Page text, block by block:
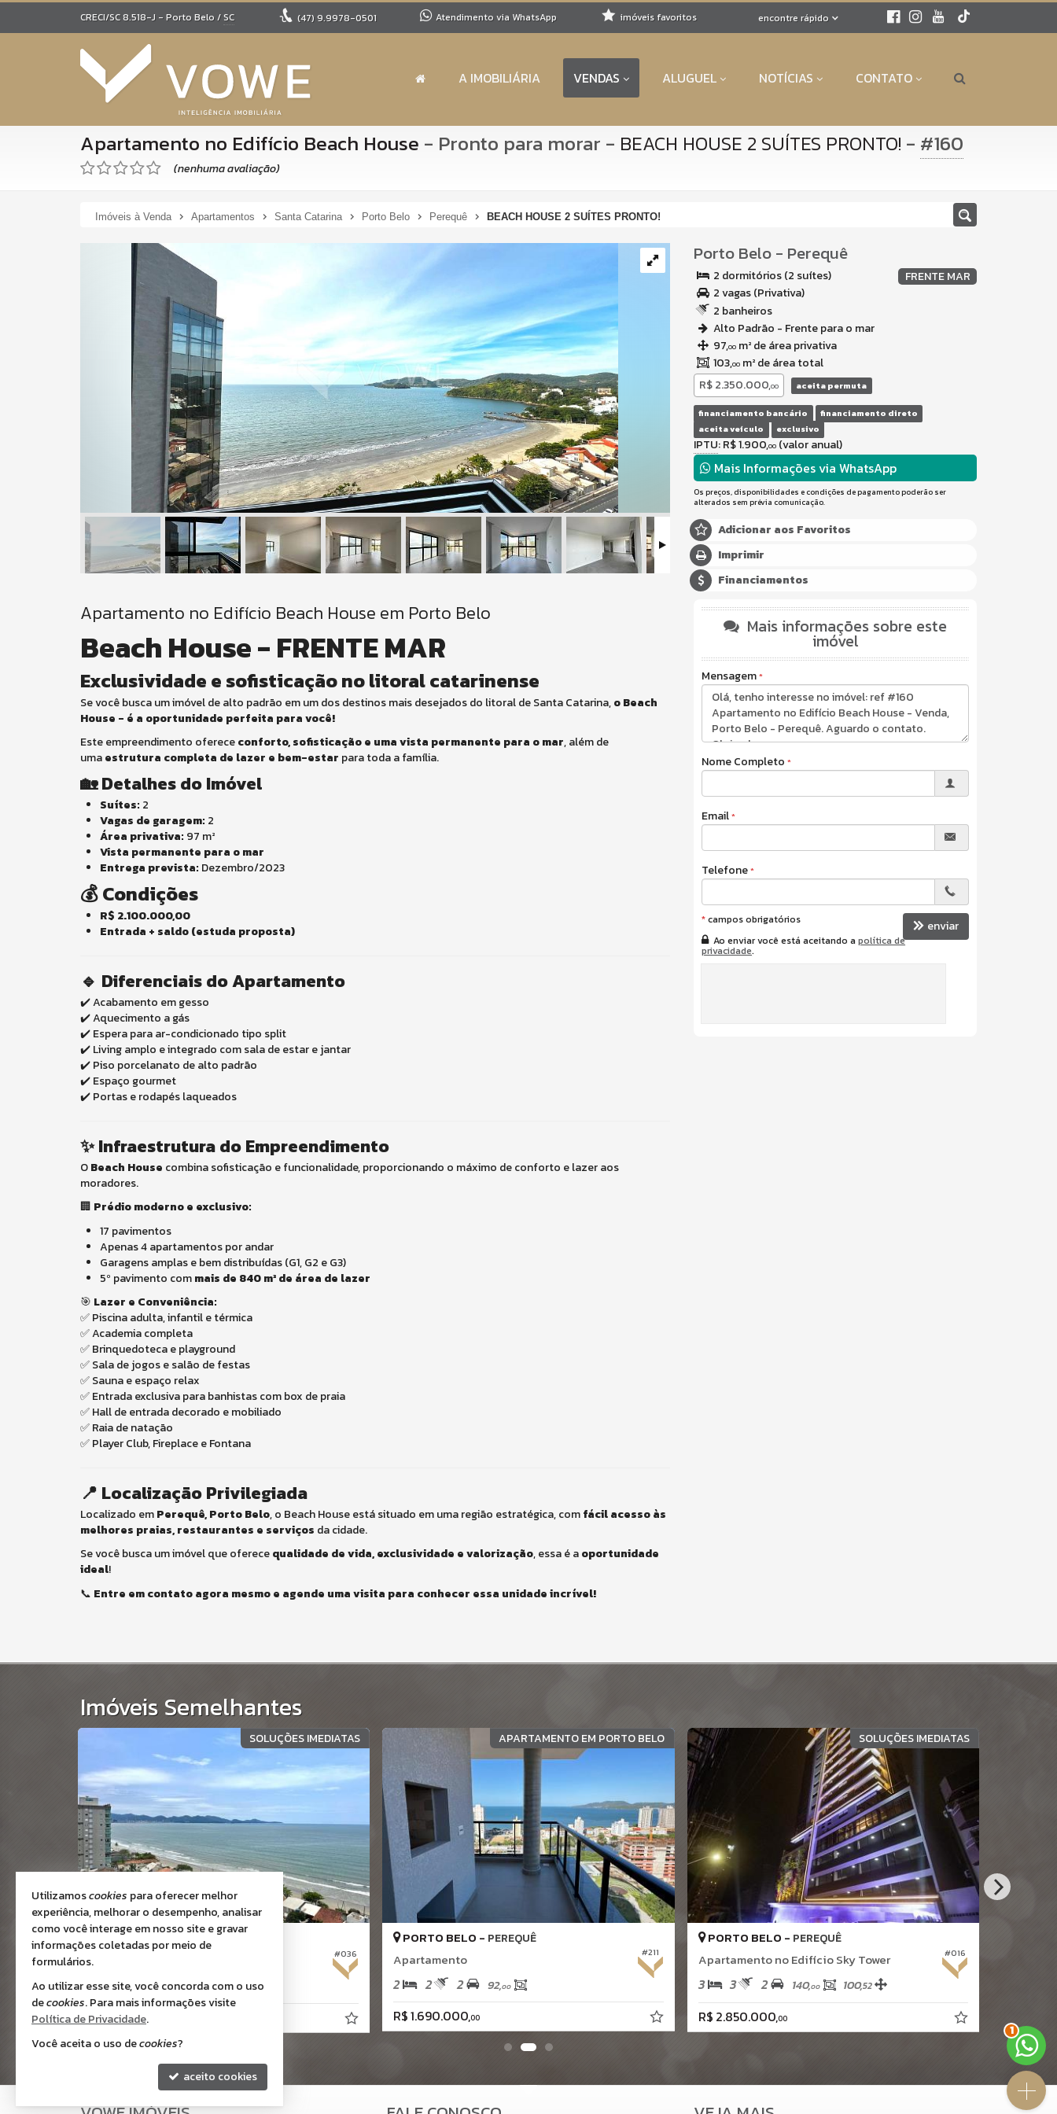
CRECI/SC 8.518-J - Porto Belo /SC (47)9.9978-0501 Atendimento via WhatsApp encontre rápido
imóveis favoritos
A IMOBILIÁRIA VENDAS ALUGUEL NOTÍCIAS CONTATO
Apartamento no Edifício Beach House - Pronto para morar - BEACH HOUSE 2 SUÍTES PRONTO! - #160
(nenhuma avaliação)
Imóveis à Venda Apartamentos Santa Catarina Porto Belo Perequê BEACH HOUSE 2 SUÍTES PRONTO!
Porto Belo- Perequê
FRENTE MAR
2 dormitórios (2 suítes)
2 vagas (Privativa)
2 banheiros
Alto Padrão - Frente para o mar
97,00 m² de área privativa
103,00 m² de área total
R$ 2.350.000,00 aceita permuta
financiamento bancário
financiamento direto
aceita veículo
exclusivo
IPTU: R$ 1.900,00 (valor anual)
Mais Informações via WhatsApp
Os preços, disponibilidades e condições de pagamento poderão ser
alterados sem prévia comunicação.
Adicionar aos Favoritos
Imprimir
Financiamentos
Apartamento no Edifício Beach House em Porto Belo
Beach House - FRENTE MAR
Exclusividade e sofisticação no litoral catarinense
Se você busca um imóvel de alto padrão em um dos destinos mais desejados do litoral de Santa Catarina,o Beach
House - é a oportunidade perfeita para você!
Este empreendimento oferececonforto, sofisticação e uma vista permanente para o mar, além de
umaestrutura completa de lazer e bem-estar para toda a família.
🏡 Detalhes do Imóvel
Suítes: 2
Vagas de garagem: 2
Área privativa: 97 m²
Vista permanente para o mar
Entrega prevista: Dezembro/2023
💰 Condições
R$ 2.100.000,00
Entrada + saldo (estuda proposta)
🔹 Diferenciais do Apartamento
✔️ Acabamento em gesso
✔️ Aquecimento a gás
✔️ Espera para ar-condicionado tipo split
✔️ Living amplo e integrado com sala de estar e jantar
✔️ Piso porcelanato de alto padrão
✔️ Espaço gourmet
✔️ Portas e rodapés laqueados
✨ Infraestrutura do Empreendimento
OBeach House combina sofisticação e funcionalidade, proporcionando o máximo de conforto e lazer aos
moradores.
🏢 Prédio moderno e exclusivo:
17 pavimentos
Apenas 4 apartamentos por andar
Garagens amplas e bem distribuídas (G1, G2 e G3)
5º pavimento commais de 840 m² de área de lazer
🎯 Lazer e Conveniência:
✅ Piscina adulta, infantil e térmica
✅ Academia completa
✅ Brinquedoteca e playground
✅ Sala de jogos e salão de festas
✅ Sauna e espaço relax
✅ Entrada exclusiva para banhistas com box de praia
✅ Hall de entrada decorado e mobiliado
✅ Raia de natação
✅ Player Club, Fireplace e Fontana
📍 Localização Privilegiada
Localizado emPerequê, Porto Belo, o Beach House está situado em uma região estratégica, comfácil acesso às
melhores praias, restaurantes e serviços da cidade.
Se você busca um imóvel que oferecequalidade de vida, exclusividade e valorização, essa é aoportunidade
ideal!
📞 Entre em contato agora mesmo e agende uma visita para conhecer essa unidade incrível!
Mais informações sobre este
imóvel
Mensagem
Nome Completo
Email
Telefone
*campos obrigatórios
Ao enviar você está aceitando apolítica de
privacidade.
enviar
Imóveis Semelhantes
SOLUÇÕES IMEDIATAS
#036
PORTO BELO - PEREQUÊ
Apartamento
3 4 2 176, 00 114,00
R$ 2.650.000,
APARTAMENTO EM PORTO BELO
#211
PORTO BELO - PEREQUÊ
Apartamento
2 2 2 92,00
R$ 1.690.000,00
SOLUÇÕES IMEDIATAS
#016
PORTO BELO - PEREQUÊ
Apartamento no Edifício Sky Tower
3 3 2 140,00 100,52
R$ 2.850.000,00 2
Utilizamoscookies para oferecer melhor
experiência, melhorar o desempenho, analisar
como você interage em nosso site e gravar
informações coletadas por meio de
formulários.
Ao utilizar esse site, você concorda com o uso
decookies. Para mais informações visite
Política de Privacidade.
Você aceita o uso decookies?
aceito cookies